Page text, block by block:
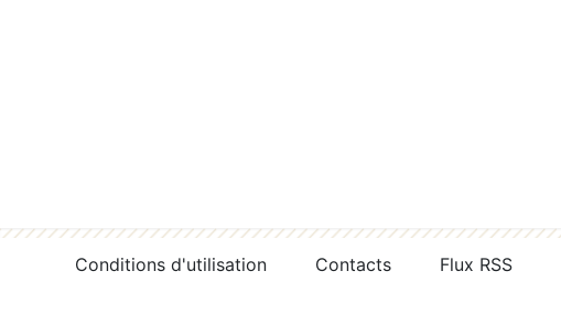
Conditions d'utilisation Contacts Flux RSS